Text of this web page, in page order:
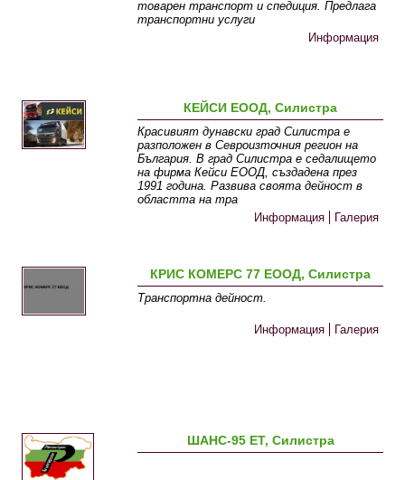
товарен транспорт и спедиция. Предлага
транспортни услуги
Информация
КЕЙСИ ЕООД, Силистра
Красивият дунавски град Силистра е
разположен в Севроизточния регион на
България. В град Силистра е седалището
на фирма Кейси ЕООД, създадена през
1991 година. Развива своята дейност в
областта на тра
Информация
Галерия
КРИС КОМЕРС 77 ЕООД, Силистра
Транспортна дейност.
Информация Галерия
ШАНС-95 ЕТ, Силистра